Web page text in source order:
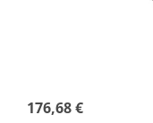
176,68 €